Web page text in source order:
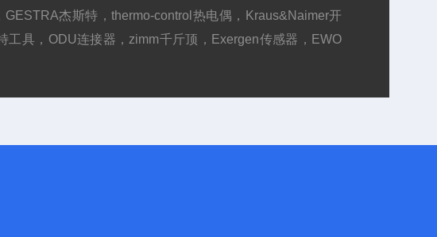
GESTRA杰斯特，thermo-control热电偶，Kraus&Naimer开
工具，ODU连接器，zimm千斤顶，Exergen传感器，EWO